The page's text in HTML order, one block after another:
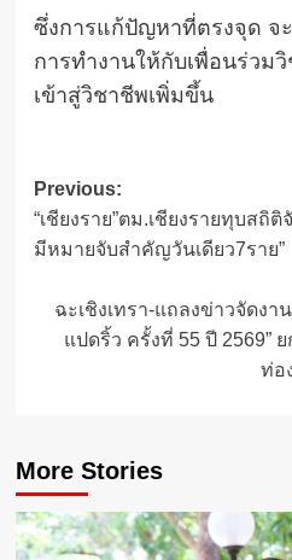
ซึ่งการแก้ปัญหา​ที่ตรงจุด​ จ
การทำงาน​ให้​กับเพื่อนร่วม​
เข้าสู่​วิชา​ชีพเพิ่มขึ้น
Post
navigation
Previous:
“เชียงราย”ตม.เชียงรายทุบส
มีหมายจับสำคัญวันเดียว7ราย”
ฉะเชิงเทรา-แถลงข่าวจัดงา
แปดริ้ว ครั้งที่ 55 ปี 2569”
ท่อ
More Stories